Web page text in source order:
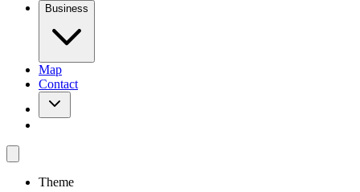
Business
Map
Contact
Theme